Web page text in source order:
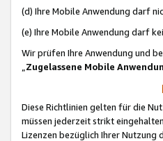
(d) Ihre Mobile Anwendung darf
(e) Ihre Mobile Anwendung darf
Wir prüfen Ihre Anwendung und
„Zugelassene Mobile
Diese Richtlinien gelten für die
müssen jederzeit strikt
Lizenzen bezüglich Ihrer Nutzung